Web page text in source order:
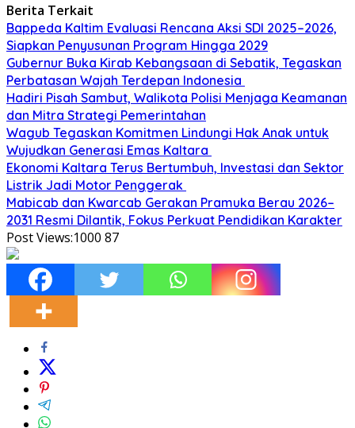
Berita Terkait
Bappeda Kaltim Evaluasi Rencana Aksi SDI 2025–2026,
Siapkan Penyusunan Program Hingga 2029
Gubernur Buka Kirab Kebangsaan di Sebatik, Tegaskan
Perbatasan Wajah Terdepan Indonesia
Hadiri Pisah Sambut, Walikota Polisi Menjaga Keamanan
dan Mitra Strategi Pemerintahan
Wagub Tegaskan Komitmen Lindungi Hak Anak untuk
Wujudkan Generasi Emas Kaltara
Ekonomi Kaltara Terus Bertumbuh, Investasi dan Sektor
Listrik Jadi Motor Penggerak
Mabicab dan Kwarcab Gerakan Pramuka Berau 2026–
2031 Resmi Dilantik, Fokus Perkuat Pendidikan Karakter
Post Views:1000 87